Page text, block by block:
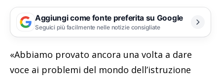
Aggiungi come fonte preferita su Google
Seguici più facilmente nelle notizie consigliate
«Abbiamo provato ancora una volta a dare
voce ai problemi del mondo dell’istruzione